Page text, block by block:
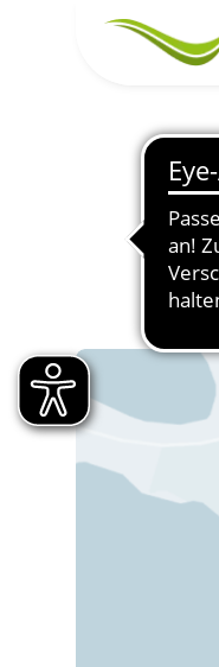
Startseite